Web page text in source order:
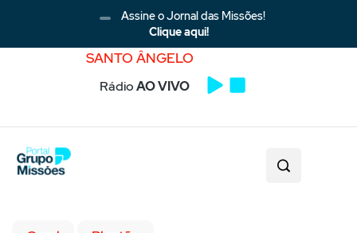
Assine o Jornal das Missões!
Clique aqui!
SANTO ÂNGELO
RádioAO VIVO